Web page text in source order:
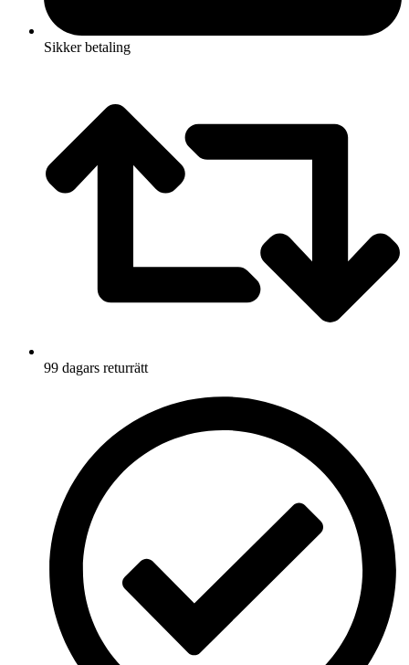
Sikker betaling
99 dagars returrätt